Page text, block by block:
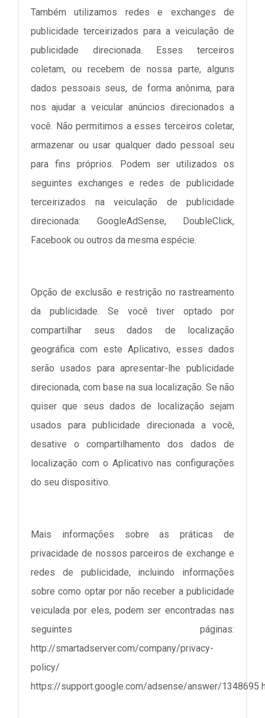
Também utilizamos redes e exchanges de
publicidade terceirizados para a veiculação de
publicidade direcionada. Esses terceiros
coletam, ou recebem de nossa parte, alguns
dados pessoais seus, de forma anônima, para
nos ajudar a veicular anúncios direcionados a
você. Não permitimos a esses terceiros coletar,
armazenar ou usar qualquer dado pessoal seu
para fins próprios. Podem ser utilizados os
seguintes exchanges e redes de publicidade
terceirizados na veiculação de publicidade
direcionada: GoogleAdSense, DoubleClick,
Facebook ou outros da mesma espécie.
Opção de exclusão e restrição no rastreamento
da publicidade. Se você tiver optado por
compartilhar seus dados de localização
geográfica com este Aplicativo, esses dados
serão usados para apresentar-lhe publicidade
direcionada, com base na sua localização. Se não
quiser que seus dados de localização sejam
usados para publicidade direcionada a você,
desative o compartilhamento dos dados de
localização com o Aplicativo nas configurações
do seu dispositivo.
Mais informações sobre as práticas de
privacidade de nossos parceiros de exchange e
redes de publicidade, incluindo informações
sobre como optar por não receber a publicidade
veiculada por eles, podem ser encontradas nas
seguintes páginas:
http://smartadserver.com/company/privacy-
policy/
https://support.google.com/adsense/answer/1348695